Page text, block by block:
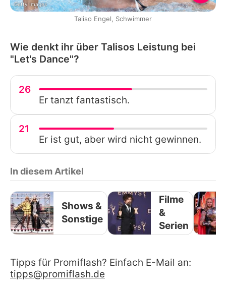
Getty Images
Taliso Engel, Schwimmer
Wie denkt ihr über Talisos Leistung bei
"Let's Dance"?
26
Er tanzt fantastisch.
21
Er ist gut, aber wird nicht gewinnen.
In diesem Artikel
Shows &
Sonstige
Filme
&
Serien
Tipps für Promiflash? Einfach E-Mail an:
tipps@promiflash.de